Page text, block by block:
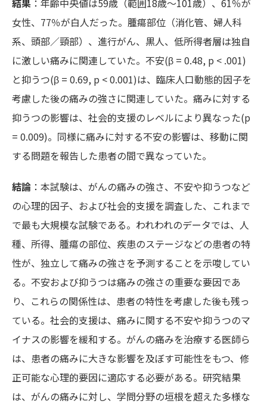
結果 ：年齢中央値は59歳（範囲18歳～101歳）、61％が
女性、77％が白人だった。腫瘍部位（消化管、婦人科
系、頭部／頸部）、進行がん、黒人、低所得者層は独自
に激しい痛みに関連していた。不安(β = 0.48, p < .001)
と抑うつ(β = 0.69, p < 0.001)は、臨床人口動態的因子を
考慮した後の痛みの強さに関連していた。痛みに対する
抑うつの影響は、社会的支援のレベルにより異なった(p
= 0.009)。同様に痛みに対する不安の影響は、移動に関
する問題を報告した患者の間で異なっていた。
結論 ：本試験は、がんの痛みの強さ、不安や抑うつなど
の心理的因子、および社会的支援を調査した、これまで
で最も大規模な試験である。われわれのデータでは、人
種、所得、腫瘍の部位、疾患のステージなどの患者の特
性が、独立して痛みの強さを予測することを示唆してい
る。不安および抑うつは痛みの強さの重要な要因であ
り、これらの関係性は、患者の特性を考慮した後も残っ
ている。社会的支援は、痛みに関する不安や抑うつのマ
イナスの影響を緩和する。がんの痛みを治療する医師ら
は、患者の痛みに大きな影響を及ぼす可能性をもつ、修
正可能な心理的要因に適応する必要がある。研究結果
は、がんの痛みに対し、学問分野の垣根を超えた多様な